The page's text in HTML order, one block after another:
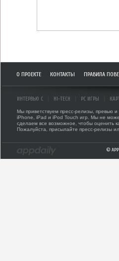
О ПРОЕКТЕ КОНТАКТЫ ПРАВИЛА
ИНТЕРВЬЮ С HI-TECH PC ИГРЫ
Мы приветствуем пресс-релизы, превью
iPhone, iPad и iPod Touch игр. Мы не
сделаем все возможное, чтобы оценить
Пожалуйста, присылайте пресс-релизы
©